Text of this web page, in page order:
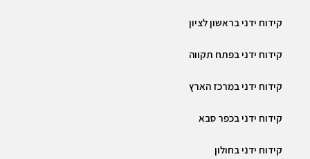
קידוח ידני בראשון לציון
קידוח ידני בפתח תקווה
קידוח ידני במרכז הארץ
קידוח ידני בכפר סבא
קידוח ידני בחולון